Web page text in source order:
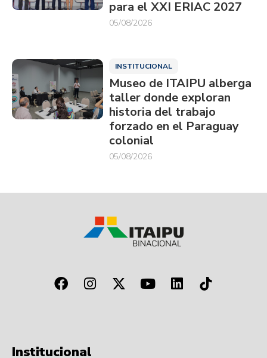
para el XXI ERIAC 2027
05/08/2026
INSTITUCIONAL
Museo de ITAIPU alberga
taller donde exploran
historia del trabajo
forzado en el Paraguay
colonial
05/08/2026
Institucional